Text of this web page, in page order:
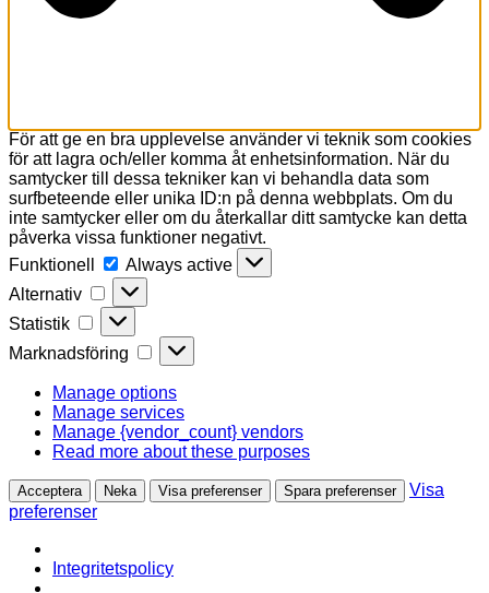
För att ge en bra upplevelse använder vi teknik som cookies
för att lagra och/eller komma åt enhetsinformation. När du
samtycker till dessa tekniker kan vi behandla data som
surfbeteende eller unika ID:n på denna webbplats. Om du
inte samtycker eller om du återkallar ditt samtycke kan detta
påverka vissa funktioner negativt.
Funktionell
Funktionell
Always active
Alternativ
Alternativ
Statistik Statistik
Marknadsföring Marknadsföring
Manage options
Manage services
Manage {vendor_count} vendors
Read more about these purposes
Acceptera Neka Visa preferenser Spara preferenser
Visa
preferenser
Integritetspolicy